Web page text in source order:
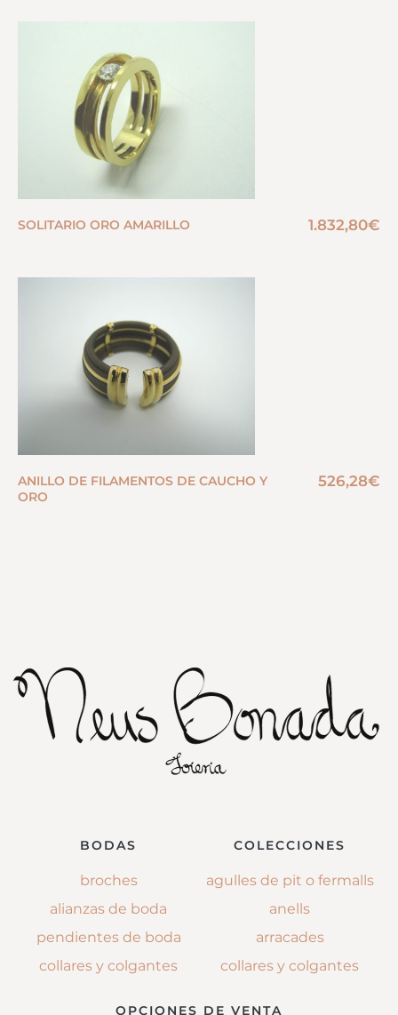
SOLITARIO ORO AMARILLO 1.832,80€
ANILLO DE FILAMENTOS DE CAUCHO Y
ORO
526,28€
BODAS
broches
alianzas de boda
pendientes de boda
collares y colgantes
COLECCIONES
agulles de pit o fermalls
anells
arracades
collares y colgantes
OPCIONES DE VENTA